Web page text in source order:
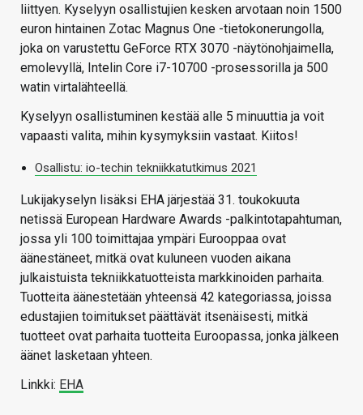
liittyen. Kyselyyn osallistujien kesken arvotaan noin 1500
euron hintainen Zotac Magnus One -tietokonerungolla,
joka on varustettu GeForce RTX 3070 -näytönohjaimella,
emolevyllä, Intelin Core i7-10700 -prosessorilla ja 500
watin virtalähteellä.
Kyselyyn osallistuminen kestää alle 5 minuuttia ja voit
vapaasti valita, mihin kysymyksiin vastaat. Kiitos!
Osallistu: io-techin tekniikkatutkimus 2021
Lukijakyselyn lisäksi EHA järjestää 31. toukokuuta
netissä European Hardware Awards -palkintotapahtuman,
jossa yli 100 toimittajaa ympäri Eurooppaa ovat
äänestäneet, mitkä ovat kuluneen vuoden aikana
julkaistuista tekniikkatuotteista markkinoiden parhaita.
Tuotteita äänestetään yhteensä 42 kategoriassa, joissa
edustajien toimitukset päättävät itsenäisesti, mitkä
tuotteet ovat parhaita tuotteita Euroopassa, jonka jälkeen
äänet lasketaan yhteen.
Linkki: EHA